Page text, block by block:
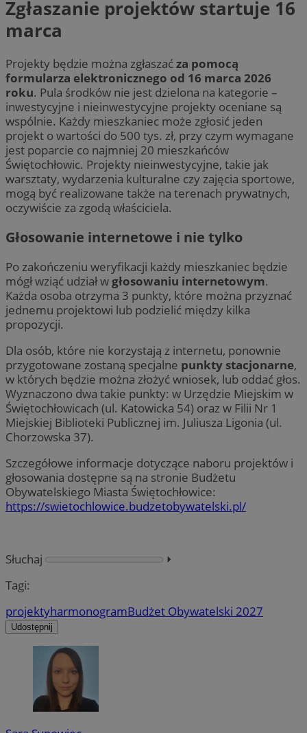
Zgłaszanie projektów startuje 16
marca
Projekty będzie można zgłaszaćza pomocą
formularza elektronicznego od 16 marca 2026
roku. Pula środków nie jest dzielona na kategorie –
inwestycyjne i nieinwestycyjne projekty oceniane są
wspólnie. Każdy mieszkaniec może zgłosić jeden
projekt o wartości do 500 tys. zł, przy czym wymagane
jest poparcie co najmniej 20 mieszkańców
Świętochłowic. Projekty nieinwestycyjne, takie jak
warsztaty, wydarzenia kulturalne czy zajęcia sportowe,
mogą być realizowane także na terenach prywatnych,
oczywiście za zgodą właściciela.
Głosowanie internetowe i nie tylko
Po zakończeniu weryfikacji każdy mieszkaniec będzie
mógł wziąć udział w głosowaniu internetowym.
Każda osoba otrzyma 3 punkty, które można przyznać
jednemu projektowi lub podzielić między kilka
propozycji.
Dla osób, które nie korzystają z internetu, ponownie
przygotowane zostaną specjalne punkty stacjonarne,
w których będzie można złożyć wniosek, lub oddać głos.
Wyznaczono dwa takie punkty: w Urzędzie Miejskim w
Świętochłowicach (ul. Katowicka 54) oraz w Filii Nr 1
Miejskiej Biblioteki Publicznej im. Juliusza Ligonia (ul.
Chorzowska 37).
Szczegółowe informacje dotyczące naboru projektów i
głosowania dostępne są na stronie Budżetu
Obywatelskiego Miasta Świętochłowice:
https://swietochlowice.budzetobywatelski.pl/
Słuchaj
⏵︎
Tagi:
projektyharmonogramBudżet Obywatelski 2027
Udostępnij